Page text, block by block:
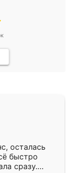
осталась
быстро
сразу.